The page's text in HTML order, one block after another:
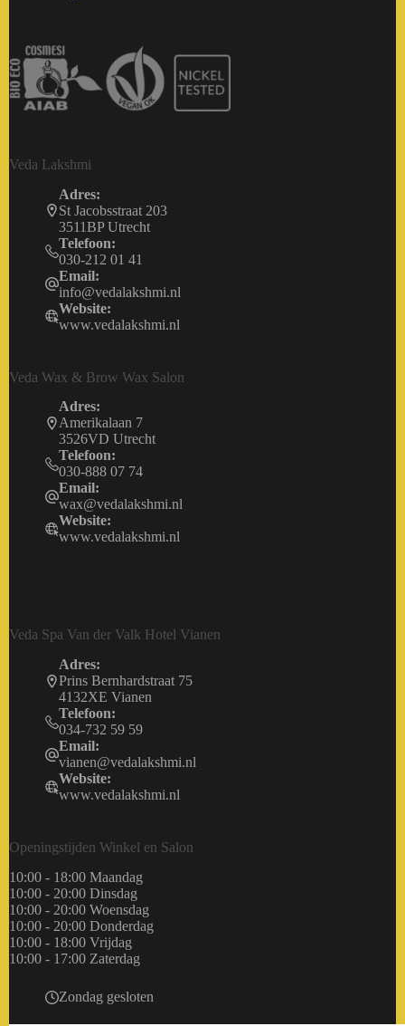
Veda Lakshmi
Adres:
St Jacobsstraat 203
3511BP Utrecht
Telefoon:
030-212 01 41
Email:
info@vedalakshmi.nl
Website:
www.vedalakshmi.nl
Veda Wax & Brow Wax Salon
Adres:
Amerikalaan 7
3526VD Utrecht
Telefoon:
030-888 07 74
Email:
wax@vedalakshmi.nl
Website:
www.vedalakshmi.nl
Veda Spa Van der Valk Hotel Vianen
Adres:
Prins Bernhardstraat 75
4132XE Vianen
Telefoon:
034-732 59 59
Email:
vianen@vedalakshmi.nl
Website:
www.vedalakshmi.nl
Openingstijden Winkel en Salon
10:00 - 18:00 Maandag
10:00 - 20:00 Dinsdag
10:00 - 20:00 Woensdag
10:00 - 20:00 Donderdag
10:00 - 18:00 Vrijdag
10:00 - 17:00 Zaterdag
Zondag gesloten